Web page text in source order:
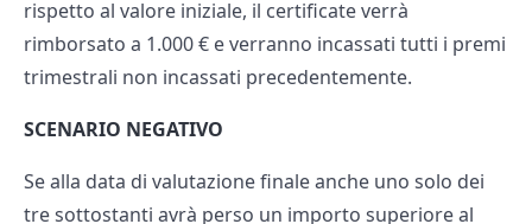
rispetto al valore iniziale, il certificate verrà
rimborsato a 1.000 € e verranno incassati tutti i premi
trimestrali non incassati precedentemente.
SCENARIO NEGATIVO
Se alla data di valutazione finale anche uno solo dei
tre sottostanti avrà perso un importo superiore al